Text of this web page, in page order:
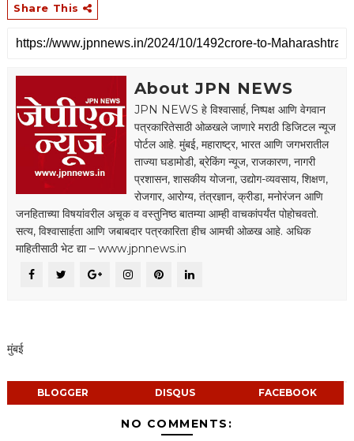
Share This
About JPN NEWS
JPN NEWS हे विश्वासार्ह, निष्पक्ष आणि वेगवान
पत्रकारितेसाठी ओळखले जाणारे मराठी डिजिटल न्यूज
पोर्टल आहे. मुंबई, महाराष्ट्र, भारत आणि जगभरातील
ताज्या घडामोडी, ब्रेकिंग न्यूज, राजकारण, नागरी
प्रशासन, शासकीय योजना, उद्योग-व्यवसाय, शिक्षण,
रोजगार, आरोग्य, तंत्रज्ञान, क्रीडा, मनोरंजन आणि
जनहिताच्या विषयांवरील अचूक व वस्तुनिष्ठ बातम्या आम्ही वाचकांपर्यंत पोहोचवतो.
सत्य, विश्वासार्हता आणि जबाबदार पत्रकारिता हीच आमची ओळख आहे. अधिक
माहितीसाठी भेट द्या – www.jpnnews.in
मुंबई
BLOGGER DISQUS FACEBOOK
NO COMMENTS: